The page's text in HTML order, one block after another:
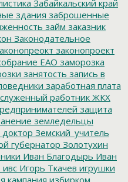
Забайкальский край
здания заброшенные
займ заказник
Законодательное
законопроект
ЕАО заморозка
занятость запись в
заработная плата
работник ЖКХ
защита
земледельцы
доктор Земский_учитель
губернатор Золотухин
Иван Благодырь Иван
ивс Игорь Ткачев игрушки
кампания избирком